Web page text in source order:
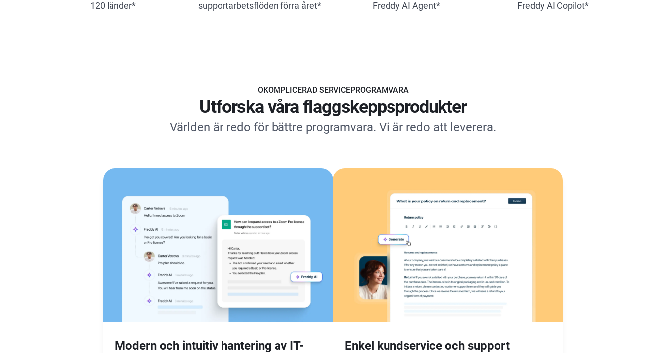
120 länder*
supportarbetsflöden förra året*
Freddy AI Agent*
Freddy AI Copilot*
OKOMPLICERAD SERVICEPROGRAMVARA
Utforska våra flaggskeppsprodukter
Världen är redo för bättre programvara. Vi är redo att leverera.
Modern och intuitiv hantering av IT-
Enkel kundservice och support